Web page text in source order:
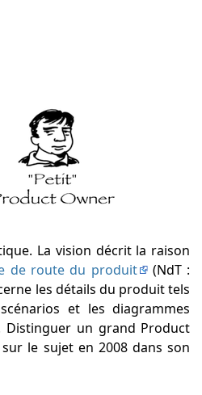
La vision décrit la raison
de route du produit (NdT :
les détails du produit tels
et les diagrammes
Distinguer un grand Product
le sujet en 2008 dans son